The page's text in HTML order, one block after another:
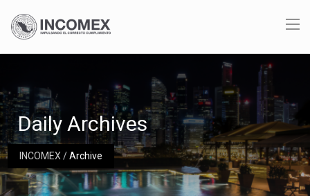
INCOMEX/Archive
Daily Archives